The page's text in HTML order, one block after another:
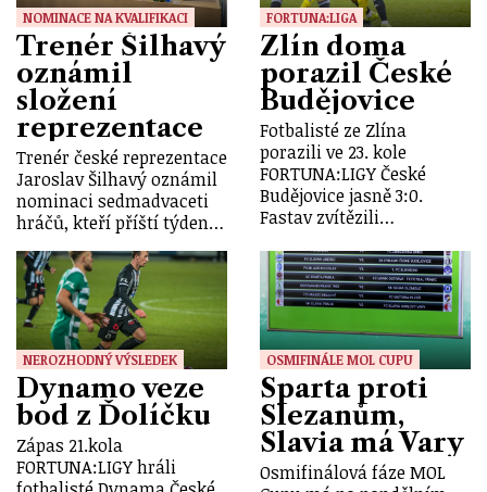
NOMINACE NA KVALIFIKACI
Trenér Šilhavý
oznámil
složení
reprezentace
Trenér české reprezentace
Jaroslav Šilhavý oznámil
nominaci sedmadvaceti
hráčů, kteří příští týden…
FORTUNA:LIGA
Zlín doma
porazil České
Budějovice
Fotbalisté ze Zlína
porazili ve 23. kole
FORTUNA:LIGY České
Budějovice jasně 3:0.
Fastav zvítězili…
NEROZHODNÝ VÝSLEDEK
Dynamo veze
bod z Ďolíčku
Zápas 21.kola
FORTUNA:LIGY hráli
OSMIFINÁLE MOL CUPU
Sparta proti
Slezanům,
Slavia má Vary
Osmifinálová fáze MOL